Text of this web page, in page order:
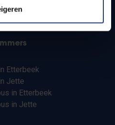
Etterbeek
Jette
in Etterbeek
in Jette